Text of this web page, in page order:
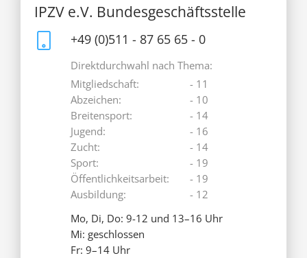
IPZV e.V. Bundesgeschäftsstelle
+49 (0)511 - 87 65 65 - 0
Direktdurchwahl nach Thema:
Mitgliedschaft:
Abzeichen:
Breitensport:
Jugend:
Zucht:
Sport:
Öffentlichkeitsarbeit:
Ausbildung:
- 11
- 10
- 14
- 16
- 14
- 19
- 19
- 12
Mo, Di, Do: 9-12 und 13–16 Uhr
Mi: geschlossen
Fr: 9–14 Uhr